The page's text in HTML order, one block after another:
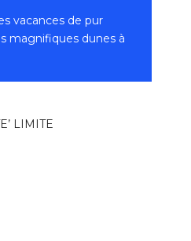
vacances de pur
magnifiques dunes à
LIMITE